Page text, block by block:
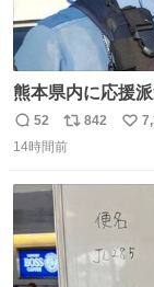
熊本県内に応援
所のみならず、
ます。写真は、
す。 #令和８年熊
返
信
52
リ
ポ
ト
数
842
い
14時間前